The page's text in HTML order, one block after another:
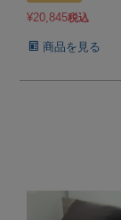
¥20,845税込
商品を見る